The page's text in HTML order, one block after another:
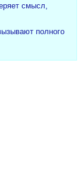
смысл,
полного